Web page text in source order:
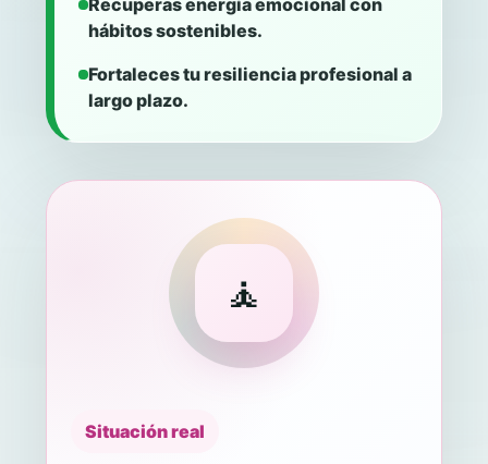
Recuperas energía emocional con
hábitos sostenibles.
Fortaleces tu resiliencia profesional a
largo plazo.
🧘
Situación real